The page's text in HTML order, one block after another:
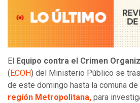
El Equipo contra el Crimen
( ECOH) del Ministerio Público se
de este domingo hasta la comuna de
región Metropolitana, para